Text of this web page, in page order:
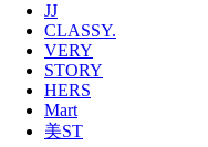
JJ
CLASSY.
VERY
STORY
HERS
Mart
美ST